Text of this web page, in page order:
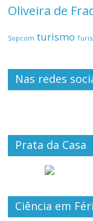
Oliveira de
Sopcom turismo
Nas redes
Prata da Casa
Ciência em